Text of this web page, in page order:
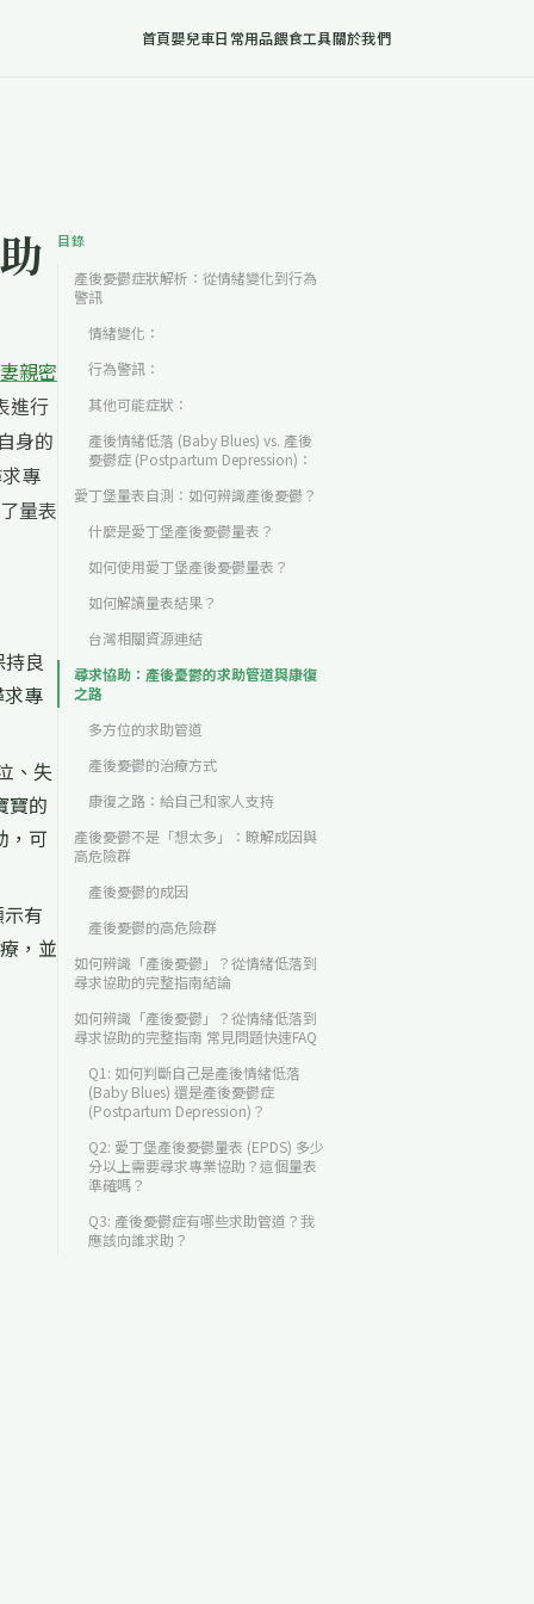
首頁嬰兒車日常用品餵食工具關於我們
親密
進行
身的
專
量表
良
專
、失
寶的
，可
有
，並
目錄
產後憂鬱症狀解析：從情緒變化到行為
警訊
情緒變化：
行為警訊：
其他可能症狀：
產後情緒低落 (Baby Blues) vs. 產後
憂鬱症 (Postpartum Depression)：
愛丁堡量表自測：如何辨識產後憂鬱？
什麼是愛丁堡產後憂鬱量表？
如何使用愛丁堡產後憂鬱量表？
如何解讀量表結果？
台灣相關資源連結
尋求協助：產後憂鬱的求助管道與康復
之路
多方位的求助管道
產後憂鬱的治療方式
康復之路：給自己和家人支持
產後憂鬱不是「想太多」：瞭解成因與
高危險群
產後憂鬱的成因
產後憂鬱的高危險群
如何辨識「產後憂鬱」？從情緒低落到
尋求協助的完整指南結論
如何辨識「產後憂鬱」？從情緒低落到
尋求協助的完整指南 常見問題快速FAQ
Q1: 如何判斷自己是產後情緒低落
(Baby Blues) 還是產後憂鬱症
(Postpartum Depression)？
Q2: 愛丁堡產後憂鬱量表 (EPDS) 多少
分以上需要尋求專業協助？這個量表
準確嗎？
Q3: 產後憂鬱症有哪些求助管道？我
應該向誰求助？